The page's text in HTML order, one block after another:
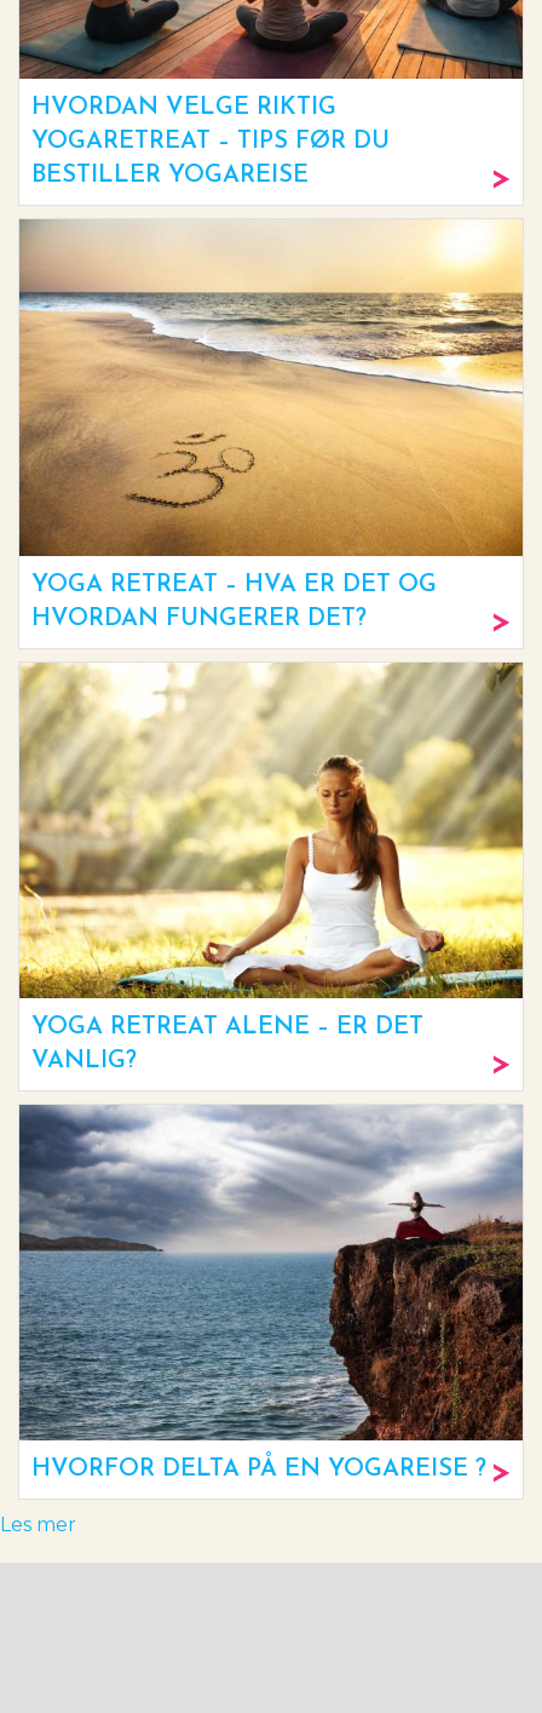
HVORDAN VELGE RIKTIG
YOGARETREAT – TIPS FØR DU
BESTILLER YOGAREISE
YOGA RETREAT – HVA ER DET OG
HVORDAN FUNGERER DET?
YOGA RETREAT ALENE – ER DET
VANLIG?
HVORFOR DELTA PÅ EN YOGAREISE ?
Les mer